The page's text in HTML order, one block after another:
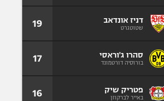
דניז אונדאב
שטוטגרט 19
סהרו ג'וראסי
בורוסיה דורטמונד 17
פטריק שיק
באייר לברקוזן 16